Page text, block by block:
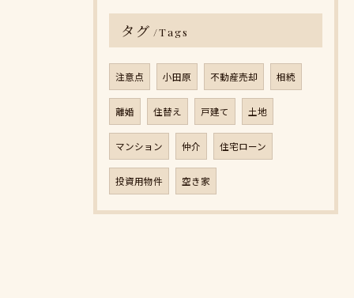
タグ Tags
注意点 小田原 不動産売却 相続
離婚 住替え 戸建て 土地
マンション 仲介 住宅ローン
投資用物件 空き家